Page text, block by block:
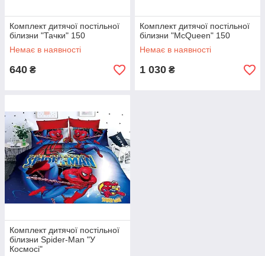
Комплект дитячої постільної
білизни "Тачки" 150
Немає в наявності
640 ₴
Комплект дитячої постільної
білизни "McQueen" 150
Немає в наявності
1 030 ₴
Комплект дитячої постільної
білизни Spider-Man "У
Космосі"